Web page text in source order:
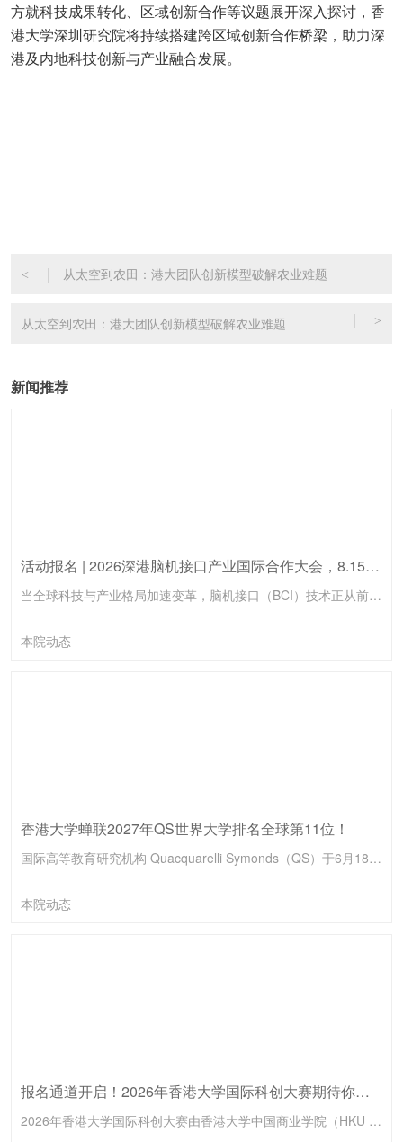
方就科技成果转化、区域创新合作等议题展开深入探讨，香
港大学深圳研究院将持续搭建跨区域创新合作桥梁，助力深
港及内地科技创新与产业融合发展。
< 从太空到农田：港大团队创新模型破解农业难题
从太空到农田：港大团队创新模型破解农业难题 >
新闻推荐
活动报名 | 2026深港脑机接口产业国际合作大会，8.15前海见！
当全球科技与产业格局加速变革，脑机接口（BCI）技术正从前沿实验室走向临床与产业化的爆发前夜。如何在技术突破、临床转化、法规监管与全球合作的浪潮中找准方向、链接顶尖学术与资本资源，已成为决定未来产业格局的关键。由香港大学青年科创学院、香港大学先进生物医学仪器中心（InnoHK）、香港大学科创中心及香港大学深圳研究院联合主办的「2026深港脑机接口产业国际合作大会」，将于2026年8月15日在香港大...
本院动态
香港大学蝉联2027年QS世界大学排名全球第11位！
国际高等教育研究机构 Quacquarelli Symonds（QS）于6月18日公布“2027年QS世界大学排名”，香港大学（港大）连续第二年荣登全球第11位，稳居世界最顶尖学府行列。港大蝉联此历史佳绩，不仅彰显大学在国际及本地的领先地位，更凭藉学术卓越与全球影响力，继续引领本地高等教育的发展。
本院动态
报名通道开启！2026年香港大学国际科创大赛期待你的加入
2026年香港大学国际科创大赛由香港大学中国商业学院（HKU Institute for China Business）与香港大学科创中心（HKU Techno-Entrepreneurship Core）联合主办，政产学研各界协办单位鼎力支持。大赛旨在推动科技创新与产业发展，加强国际间的科技交流与合作，不仅关注科技创新的展示，更注重激发科创成果的转化和应用。